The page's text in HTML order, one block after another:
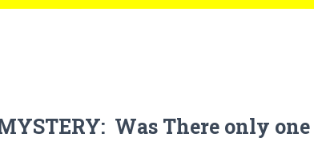
Was There only